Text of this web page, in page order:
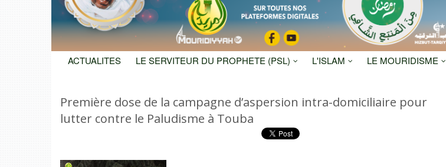
ACTUALITES LE SERVITEUR DU PROPHETE (PSL) L'ISLAM LE MOURIDISME
Première dose de la campagne d’aspersion intra-domiciliaire pour
lutter contre le Paludisme à Touba